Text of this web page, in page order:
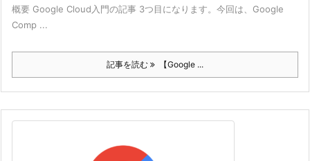
概要 Google Cloud入門の記事 3つ目になります。今回は、Google
Comp ...
記事を読む 【Google ...